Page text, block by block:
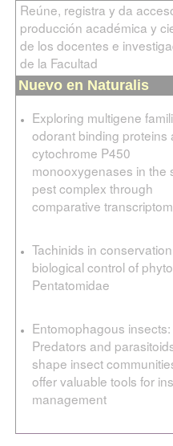
Reúne, registra y da
producción académica y
de los docentes e
de la Facultad
Nuevo en Naturalis
Exploring multigene
odorant binding proteins
cytochrome P450
monooxygenases in the
pest complex through
comparative
Tachinids in conservation
biological control of
Pentatomidae
Entomophagous insects:
Predators and
shape insect
offer valuable tools for
management